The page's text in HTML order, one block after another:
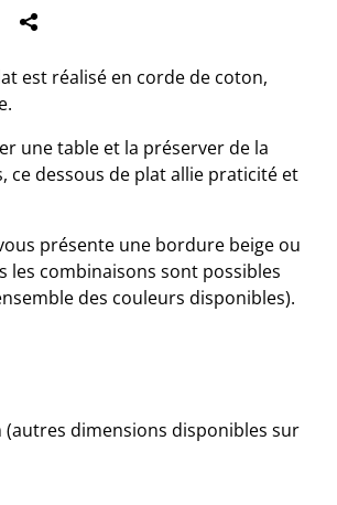
est réalisé en corde de coton,
une table et la préserver de la
ce dessous de plat allie praticité et
présente une bordure beige ou
les combinaisons sont possibles
des couleurs disponibles).
(autres dimensions disponibles sur